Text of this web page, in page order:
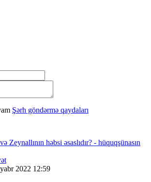
Şərh göndərmə qaydaları
2022 12:59